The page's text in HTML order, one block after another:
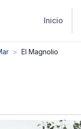
Inicio
El Magnolio